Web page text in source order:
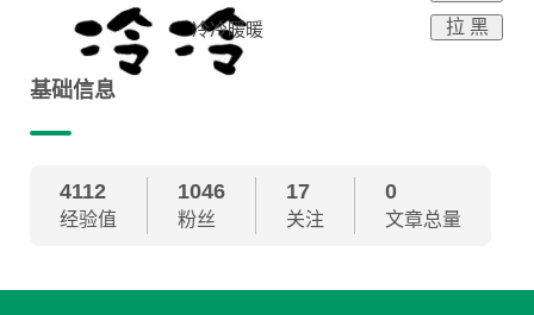
冷冷暖暖
拉 黑
基础信息
4112
经验值
1046
粉丝
17
关注
0
文章总量